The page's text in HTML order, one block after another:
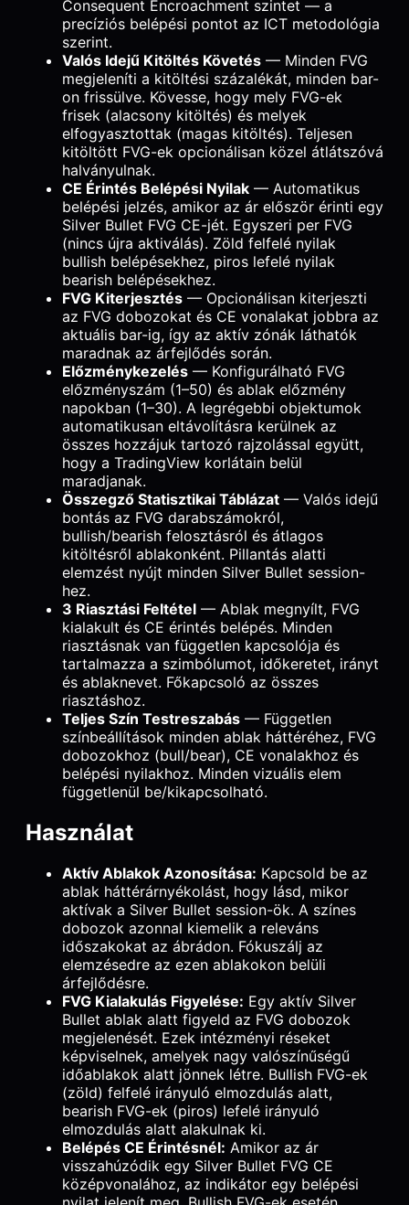
Consequent Encroachment szintet — a
precíziós belépési pontot az ICT metodológia
szerint.
Valós Idejű Kitöltés Követés — Minden FVG
megjeleníti a kitöltési százalékát, minden bar-
on frissülve. Kövesse, hogy mely FVG-ek
frisek (alacsony kitöltés) és melyek
elfogyasztottak (magas kitöltés). Teljesen
kitöltött FVG-ek opcionálisan közel átlátszóvá
halványulnak.
CE Érintés Belépési Nyilak — Automatikus
belépési jelzés, amikor az ár először érinti egy
Silver Bullet FVG CE-jét. Egyszeri per FVG
(nincs újra aktiválás). Zöld felfelé nyilak
bullish belépésekhez, piros lefelé nyilak
bearish belépésekhez.
FVG Kiterjesztés — Opcionálisan kiterjeszti
az FVG dobozokat és CE vonalakat jobbra az
aktuális bar-ig, így az aktív zónák láthatók
maradnak az árfejlődés során.
Előzménykezelés — Konfigurálható FVG
előzményszám (1–50) és ablak előzmény
napokban (1–30). A legrégebbi objektumok
automatikusan eltávolításra kerülnek az
összes hozzájuk tartozó rajzolással együtt,
hogy a TradingView korlátain belül
maradjanak.
Összegző Statisztikai Táblázat — Valós idejű
bontás az FVG darabszámokról,
bullish/bearish felosztásról és átlagos
kitöltésről ablakonként. Pillantás alatti
elemzést nyújt minden Silver Bullet session-
hez.
3 Riasztási Feltétel — Ablak megnyílt, FVG
kialakult és CE érintés belépés. Minden
riasztásnak van független kapcsolója és
tartalmazza a szimbólumot, időkeretet, irányt
és ablaknevet. Főkapcsoló az összes
riasztáshoz.
Teljes Szín Testreszabás — Független
színbeállítások minden ablak háttéréhez, FVG
dobozokhoz (bull/bear), CE vonalakhoz és
belépési nyilakhoz. Minden vizuális elem
függetlenül be/kikapcsolható.
Használat
Aktív Ablakok Azonosítása: Kapcsold be az
ablak háttérárnyékolást, hogy lásd, mikor
aktívak a Silver Bullet session-ök. A színes
dobozok azonnal kiemelik a releváns
időszakokat az ábrádon. Fókuszálj az
elemzésedre az ezen ablakokon belüli
árfejlődésre.
FVG Kialakulás Figyelése: Egy aktív Silver
Bullet ablak alatt figyeld az FVG dobozok
megjelenését. Ezek intézményi réseket
képviselnek, amelyek nagy valószínűségű
időablakok alatt jönnek létre. Bullish FVG-ek
(zöld) felfelé irányuló elmozdulás alatt,
bearish FVG-ek (piros) lefelé irányuló
elmozdulás alatt alakulnak ki.
Belépés CE Érintésnél: Amikor az ár
visszahúzódik egy Silver Bullet FVG CE
középvonalához, az indikátor egy belépési